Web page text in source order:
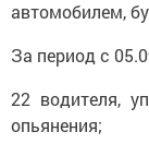
автомобилем,
За период с
22 водителя,
опьянения;